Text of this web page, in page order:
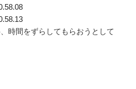
時間をずらしてもらおうとして